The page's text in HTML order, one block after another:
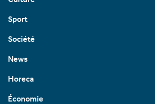
Sport
Société
News
Horeca
Économie